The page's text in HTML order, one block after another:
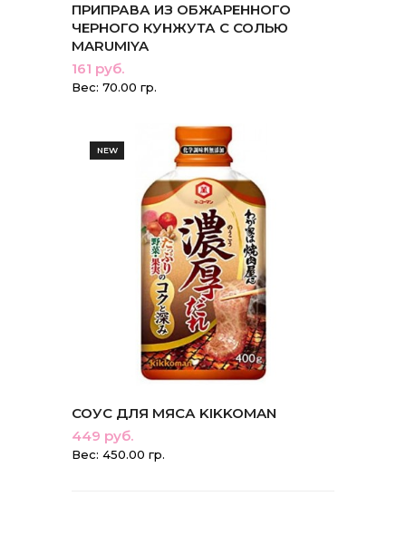
ПРИПРАВА ИЗ ОБЖАРЕННОГО
ЧЕРНОГО КУНЖУТА С СОЛЬЮ
MARUMIYA
161 руб.
Вес: 70.00 гр.
NEW
СОУС ДЛЯ МЯСА KIKKOMAN
449 руб.
Вес: 450.00 гр.